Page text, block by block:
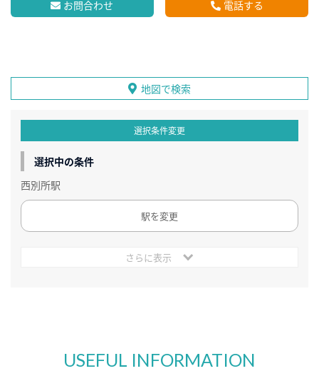
お問合わせ 電話する
地図で検索
選択条件変更
選択中の条件
西別所駅
駅を変更
さらに表示
USEFUL INFORMATION